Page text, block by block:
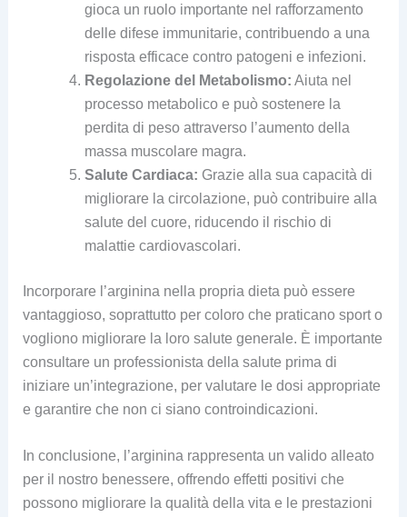
gioca un ruolo importante nel rafforzamento
delle difese immunitarie, contribuendo a una
risposta efficace contro patogeni e infezioni.
Regolazione del Metabolismo: Aiuta nel
processo metabolico e può sostenere la
perdita di peso attraverso l’aumento della
massa muscolare magra.
Salute Cardiaca: Grazie alla sua capacità di
migliorare la circolazione, può contribuire alla
salute del cuore, riducendo il rischio di
malattie cardiovascolari.
Incorporare l’arginina nella propria dieta può essere
vantaggioso, soprattutto per coloro che praticano sport o
vogliono migliorare la loro salute generale. È importante
consultare un professionista della salute prima di
iniziare un’integrazione, per valutare le dosi appropriate
e garantire che non ci siano controindicazioni.
In conclusione, l’arginina rappresenta un valido alleato
per il nostro benessere, offrendo effetti positivi che
possono migliorare la qualità della vita e le prestazioni